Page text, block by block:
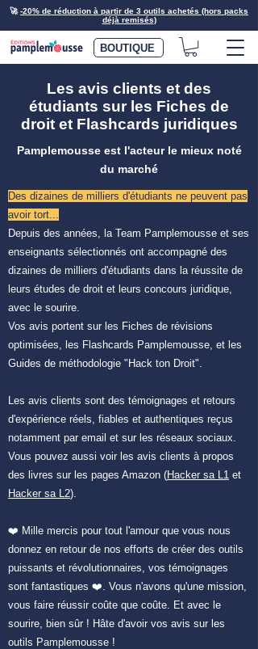
🚀-20% de réduction à partir de 3 outils achetés (hors packs
déjà remisés)
BOUTIQUE
Les avis clients et des
étudiants sur les Fiches de
droit et Flashcards juridiques
Pamplemousse est l'acteur le mieux noté
du marché
Des dizaines de milliers d'étudiants ne peuvent pas
avoir tort...
Depuis des années, la Team Pamplemousse et ses
enseignants sélectionnés ont accompagné des
dizaines de milliers d'étudiants dans la réussite de
leurs études de droit et leurs concours juridique,
avec le sourire.
Vos avis portent sur les Fiches de révisions
optimisées, les Flashcards Pamplemousse, et les
Guides de méthodologie "Hack ton Droit".
Les avis clients sont des témoignages et retours
d'expérience réels, fiables et authentiques reçus
notamment par email et sur les réseaux sociaux.
Vous pouvez aussi voir les avis clients à propos
des livres sur les pages Amazon (Hacker sa L1 et
Hacker sa L2).
❤️ Mille mercis pour tout l'amour que vous nous
donnez en retour de nos efforts de créer des outils
puissants et révolutionnaires, vos témoignages
sont fantastiques ❤️. Vous n'avons qu'une mission,
vous faire réussir coûte que coûte. Et avec le
sourire, bien sûr ! Hâte d'avoir vos avis sur les
outils Pamplemousse !